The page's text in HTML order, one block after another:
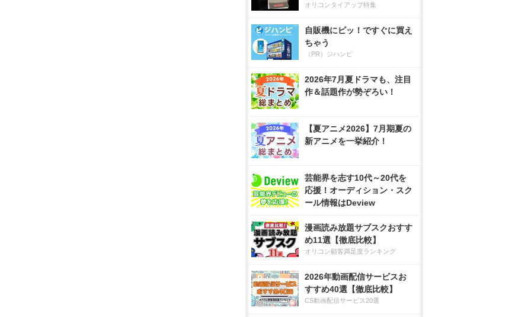
オリコンタイアップ特集
自販機にピッ！ですぐに買え
ちゃう
（PR）ジハンピ
2026年7月夏ドラマも、注目
作＆話題作が勢ぞろい！
【夏アニメ2026】7月期夏の
新アニメを一挙紹介！
芸能界を志す10代～20代を
応援！オーディション・スク
ール情報はDeview
漫画読み放題サブスクおすす
め11選【徹底比較】
オリコン顧客満足度ランキング
2026年動画配信サービスお
すすめ40選【徹底比較】
CS動画配信サービス20選